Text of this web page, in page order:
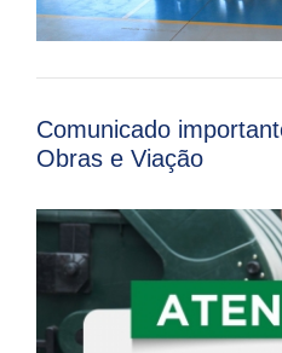
Comunicado
Obras e Viação